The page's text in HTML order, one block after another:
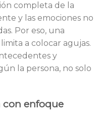
completa de la
y las emociones no
Por eso, una
a colocar agujas.
y
la persona, no solo
con enfoque